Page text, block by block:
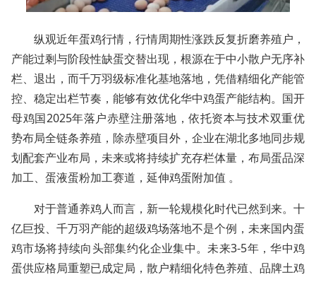
纵观近年蛋鸡行情，行情周期性涨跌反复折磨养殖户，
产能过剩与阶段性缺蛋交替出现，根源在于中小散户无序补
栏、退出，而千万羽级标准化基地落地，凭借精细化产能管
控、稳定出栏节奏，能够有效优化华中鸡蛋产能结构。国开
母鸡国2025年落户赤壁注册落地，依托资本与技术双重优
势布局全链条养殖，除赤壁项目外，企业在湖北多地同步规
划配套产业布局，未来或将持续扩充存栏体量，布局蛋品深
加工、蛋液蛋粉加工赛道，延伸鸡蛋附加值 。
对于普通养鸡人而言，新一轮规模化时代已然到来。十
亿巨投、千万羽产能的超级鸡场落地不是个例，未来国内蛋
鸡市场将持续向头部集约化企业集中。未来3-5年，华中鸡
蛋供应格局重塑已成定局，散户精细化特色养殖、品牌土鸡